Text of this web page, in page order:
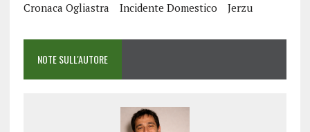
Cronaca Ogliastra
Incidente Domestico Jerzu
NOTE SULL'AUTORE